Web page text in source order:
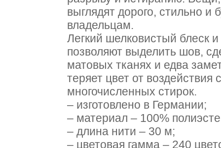
выглядят дорого, стильно и
владельцам.
Легкий шелковистый блеск
позволяют выделить шов,
матовых тканях и едва
теряет цвет от
многочисленных стирок.
– изготовлено в Германии;
– материал – 100%
– длина нити – 30 м;
– цветовая гамма – 240